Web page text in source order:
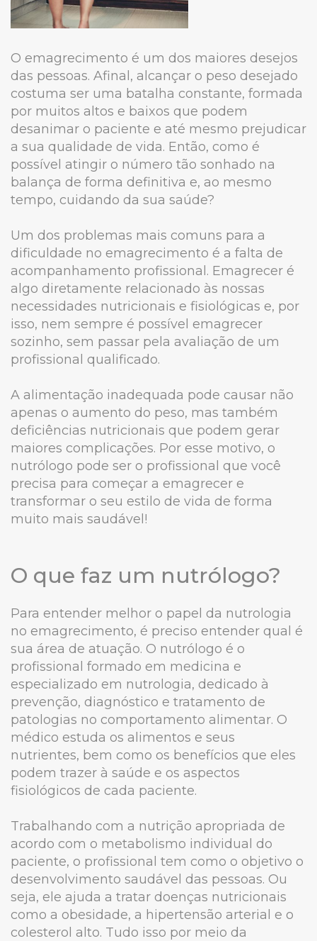
O emagrecimento é um dos maiores desejos
das pessoas. Afinal, alcançar o peso desejado
costuma ser uma batalha constante, formada
por muitos altos e baixos que podem
desanimar o paciente e até mesmo prejudicar
a sua qualidade de vida. Então, como é
possível atingir o número tão sonhado na
balança de forma definitiva e, ao mesmo
tempo, cuidando da sua saúde?
Um dos problemas mais comuns para a
dificuldade no emagrecimento é a falta de
acompanhamento profissional. Emagrecer é
algo diretamente relacionado às nossas
necessidades nutricionais e fisiológicas e, por
isso, nem sempre é possível emagrecer
sozinho, sem passar pela avaliação de um
profissional qualificado.
A alimentação inadequada pode causar não
apenas o aumento do peso, mas também
deficiências nutricionais que podem gerar
maiores complicações. Por esse motivo, o
nutrólogo pode ser o profissional que você
precisa para começar a emagrecer e
transformar o seu estilo de vida de forma
muito mais saudável!
O que faz um nutrólogo?
Para entender melhor o papel da nutrologia
no emagrecimento, é preciso entender qual é
sua área de atuação. O nutrólogo é o
profissional formado em medicina e
especializado em nutrologia, dedicado à
prevenção, diagnóstico e tratamento de
patologias no comportamento alimentar. O
médico estuda os alimentos e seus
nutrientes, bem como os benefícios que eles
podem trazer à saúde e os aspectos
fisiológicos de cada paciente.
Trabalhando com a nutrição apropriada de
acordo com o metabolismo individual do
paciente, o profissional tem como o objetivo o
desenvolvimento saudável das pessoas. Ou
seja, ele ajuda a tratar doenças nutricionais
como a obesidade, a hipertensão arterial e o
colesterol alto. Tudo isso por meio da